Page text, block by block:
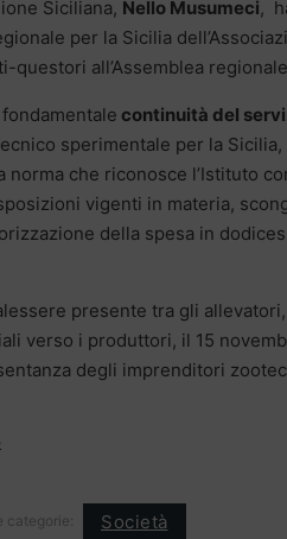
Siciliana, Nello Musumeci,
per la Sicilia
questori all’Assemblea
continuità del
sperimentale per la
norma che riconosce l’Istituto
vigenti in materia,
della spesa in
presente tra gli
verso i produttori, il 15
degli imprenditori
categorie: Società